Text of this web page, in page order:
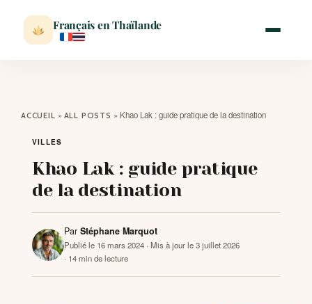
Français en Thaïlande
ACTUALITÉ
ACCUEIL » ALL POSTS » Khao Lak : guide pratique de la destination
VILLES
Khao Lak : guide pratique
de la destination
Par Stéphane Marquot
Publié le 16 mars 2024 · Mis à jour le 3 juillet 2026
· 14 min de lecture